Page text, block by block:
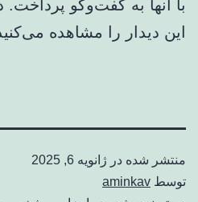
با آنها به گفت‌وگو پرداخت.
این دیدار را مشاهده
منتشر شده در ژانویه 6, 2025
توسط aminkav